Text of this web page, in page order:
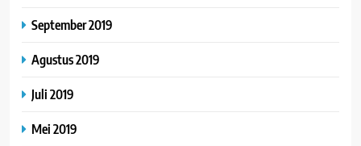
September 2019
Agustus 2019
Juli 2019
Mei 2019